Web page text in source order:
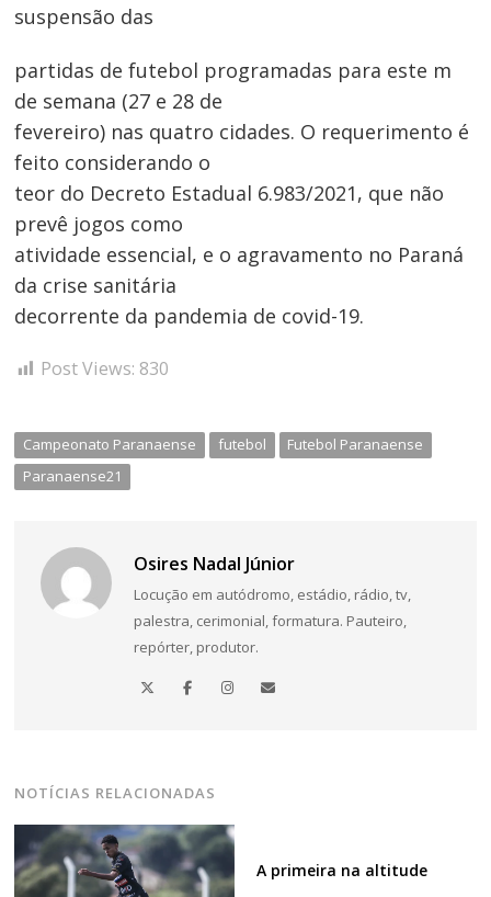
suspensão das
partidas de futebol programadas para este m
de semana (27 e 28 de
fevereiro) nas quatro cidades. O requerimento é
feito considerando o
teor do Decreto Estadual 6.983/2021, que não
prevê jogos como
atividade essencial, e o agravamento no Paraná
da crise sanitária
decorrente da pandemia de covid-19.
Post Views: 830
Campeonato Paranaense futebol
Futebol Paranaense
Paranaense21
Osires Nadal Júnior
Locução em autódromo, estádio, rádio, tv,
palestra, cerimonial, formatura. Pauteiro,
repórter, produtor.
NOTÍCIAS RELACIONADAS
A primeira na altitude